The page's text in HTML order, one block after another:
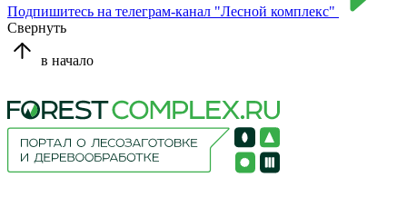
Подпишитесь на телеграм-канал "Лесной комплекс"
Свернуть
в начало